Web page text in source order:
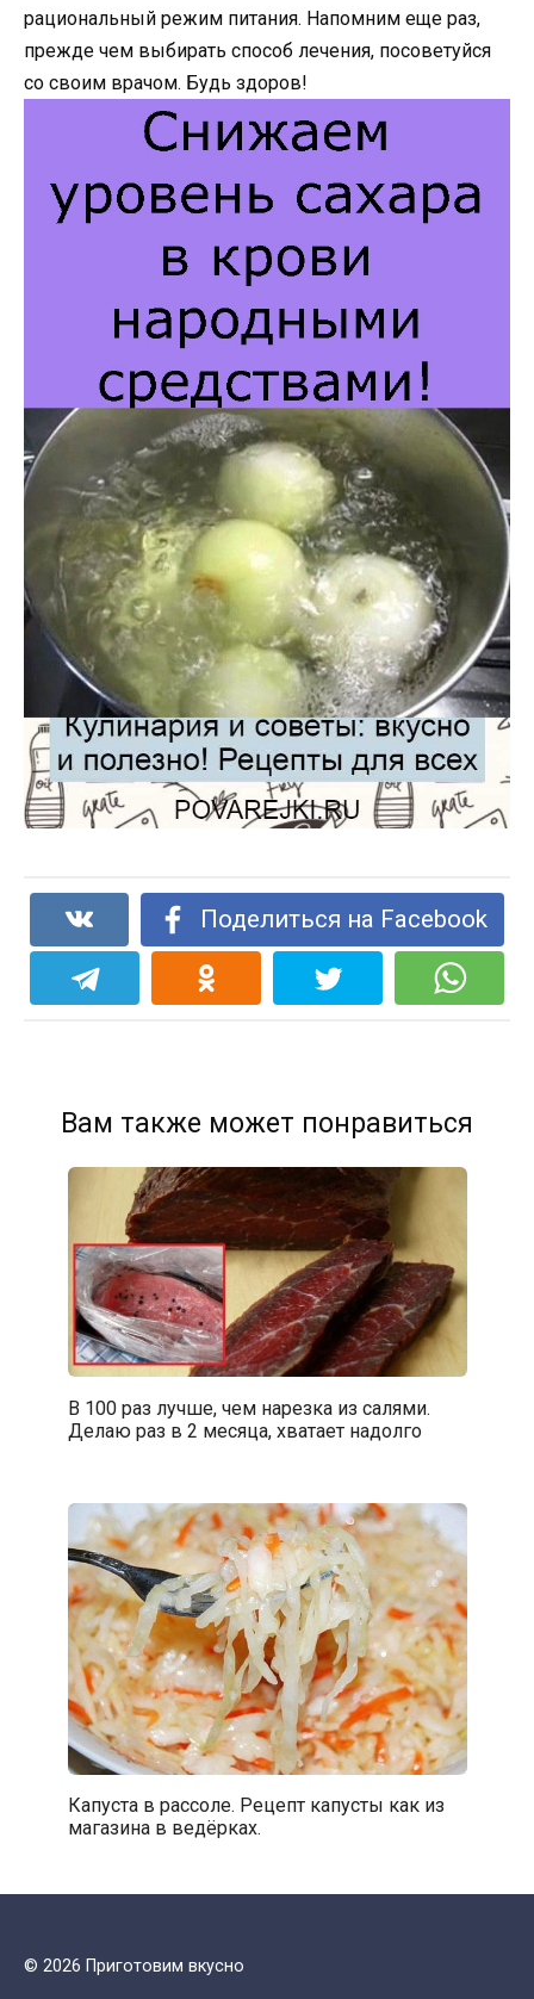
рациональный режим питания. Напомним еще раз,
прежде чем выбирать способ лечения, посоветуйся
со своим врачом. Будь здоров!
Поделиться на Facebook
Вам также может понравиться
В 100 раз лучше, чем нарезка из салями.
Делаю раз в 2 месяца, хватает надолго
Капуста в рассоле. Рецепт капусты как из
магазина в ведёрках.
© 2026 Приготовим вкусно